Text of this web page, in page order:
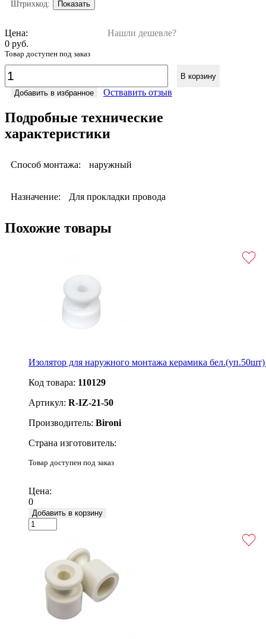
Штрихкод: Показать
Цена:
Нашли дешевле?
0 руб.
Товар доступен под заказ
В корзину
Добавить в избранное
Оствавить отзыв
Подробные технические
характеристики
Способ монтажа: наружный
Назначение: Для прокладки провода
Похожие товары
Изолятор для наружного монтажа керамика
Код товара: 110129
Артикул: R-IZ-21-50
Производитель: Bironi
Страна изготовитель:
Товар доступен под заказ
Цена:
0
Добавить в корзину